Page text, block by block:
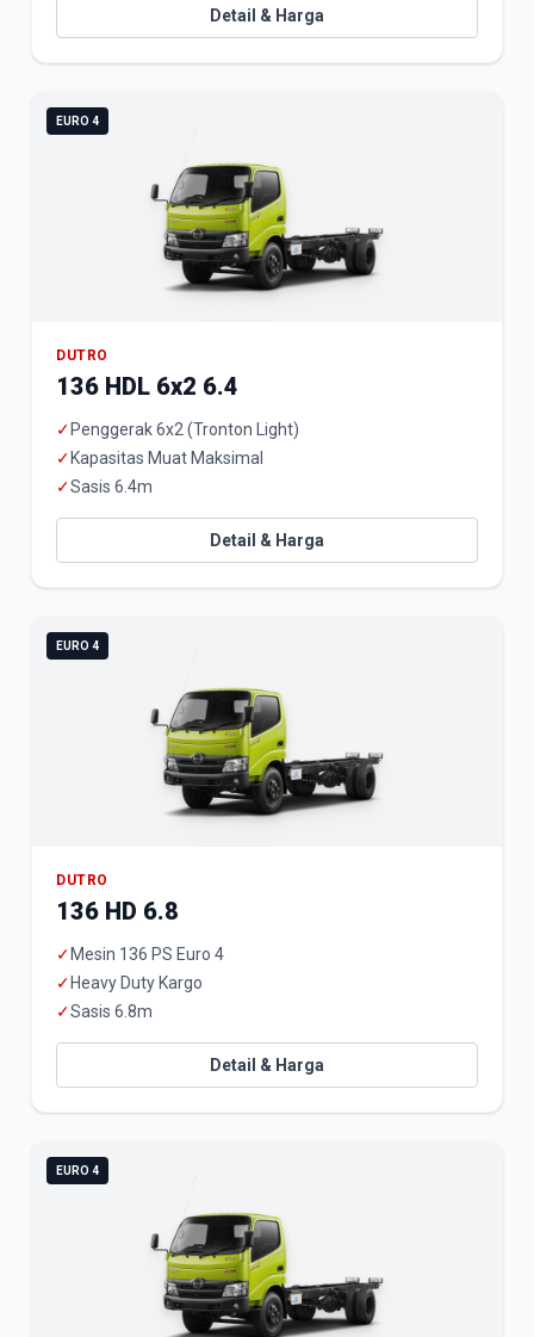
Detail & Harga
EURO 4
DUTRO
136 HDL 6x2 6.4
✓ Penggerak 6x2 (Tronton Light)
✓ Kapasitas Muat Maksimal
✓Sasis 6.4m
Detail & Harga
EURO 4
DUTRO
136 HD 6.8
✓ Mesin 136 PS Euro 4
✓ Heavy Duty Kargo
✓Sasis 6.8m
Detail & Harga
EURO 4